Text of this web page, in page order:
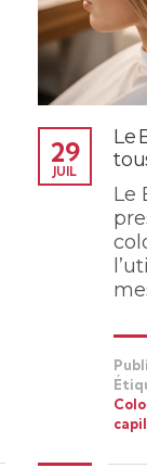
Le
29
JUIL
Le